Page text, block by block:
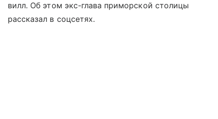
вилл. Об этом экс-глава приморской столицы
рассказал в соцсетях.